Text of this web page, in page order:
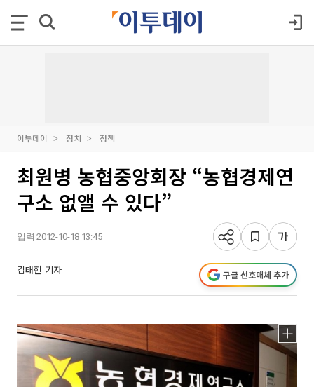
이투데이 정치 정책
최원병 농협중앙회장 “농협경제연
구소 없앨 수 있다”
입력 2012-10-18 13:45
김태헌 기자 구글 선호매체 추가